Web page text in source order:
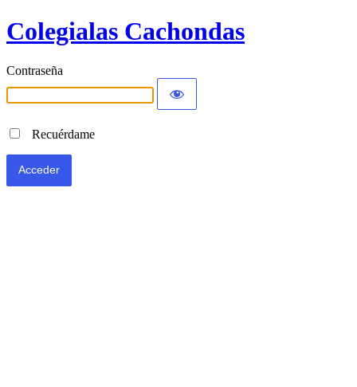
Colegialas Cachondas
Contraseña
Recuérdame